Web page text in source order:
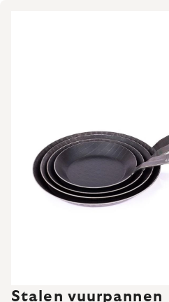
Stalen vuurpannen